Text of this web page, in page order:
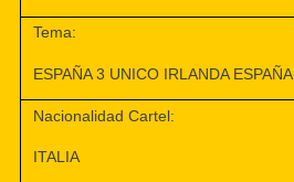
Tema:
ESPAÑA 3 UNICO IRLANDA ESPAÑA
Nacionalidad Cartel:
ITALIA